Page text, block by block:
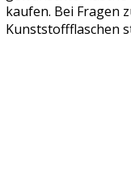
kaufen. Bei Fragen
Kunststoffflaschen